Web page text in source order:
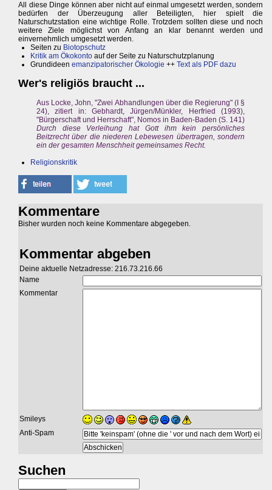
All diese Dinge können aber nicht auf einmal umgesetzt werden, sondern
bedürfen der Überzeugung aller Beteiligten, hier spielt die
Naturschutzstation eine wichtige Rolle. Trotzdem sollten diese und noch
weitere Ziele möglichst von Anfang an klar benannt werden und
einvernehmlich umgesetzt werden.
Seiten zu Biotopschutz
Kritik am Ökokonto auf der Seite zu Naturschutzplanung
Grundideen emanzipatorischer Ökologie ++ Text als PDF dazu
Wer's religiös braucht ...
Aus Locke, John, "Zwei Abhandlungen über die Regierung" (I §
24), zitiert in: Gebhardt, Jürgen/Münkler, Herfried (1993),
"Bürgerschaft und Herrschaft", Nomos in Baden-Baden (S. 141)
Durch diese Verleihung hat Gott ihm kein persönliches
Beitzrecht über die niederen Lebewesen übertragen, sondern
ein der gesamten Menschheit gemeinsames Recht.
Religionskritik
Kommentare
Bisher wurden noch keine Kommentare abgegeben.
Kommentar abgeben
Deine aktuelle Netzadresse: 216.73.216.66
Name
Kommentar
Smileys
Anti-Spam
Suchen